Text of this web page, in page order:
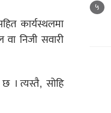
कार्यस्थलमा
निजी सवारी
। त्यस्तै, सोहि
५